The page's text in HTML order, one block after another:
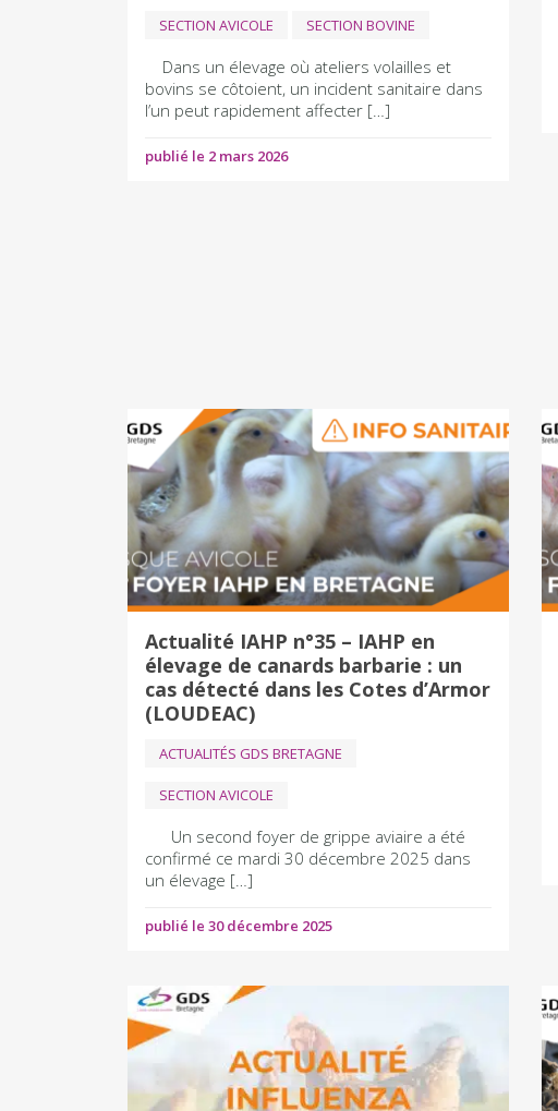
SECTION AVICOLE SECTION BOVINE
Dans un élevage où ateliers volailles et
bovins se côtoient, un incident sanitaire dans
l’un peut rapidement affecter […]
publié le 2 mars 2026
Actualité IAHP n°35 – IAHP en
élevage de canards barbarie : un
cas détecté dans les Cotes d’Armor
(LOUDEAC)
ACTUALITÉS GDS BRETAGNE
SECTION AVICOLE
Un second foyer de grippe aviaire a été
confirmé ce mardi 30 décembre 2025 dans
un élevage […]
publié le 30 décembre 2025